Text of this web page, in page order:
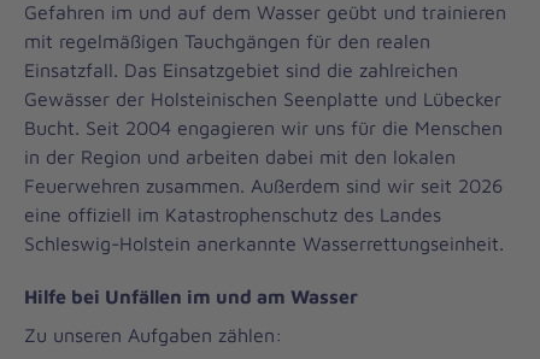
Gefahren im und auf dem Wasser geübt und trainieren
mit regelmäßigen Tauchgängen für den realen
Einsatzfall. Das Einsatzgebiet sind die zahlreichen
Gewässer der Holsteinischen Seenplatte und Lübecker
Bucht. Seit 2004 engagieren wir uns für die Menschen
in der Region und arbeiten dabei mit den lokalen
Feuerwehren zusammen. Außerdem sind wir seit 2026
eine offiziell im Katastrophenschutz des Landes
Schleswig-Holstein anerkannte Wasserrettungseinheit.
Hilfe bei Unfällen im und am Wasser
Zu unseren Aufgaben zählen: